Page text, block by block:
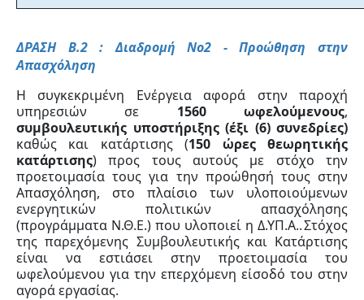
ΔΡΑΣΗ Β.2 : Διαδρομή Νο2 - Προώθηση στην
Απασχόληση
Η συγκεκριμένη Ενέργεια αφορά στην παροχή
υπηρεσιών σε 1560 ωφελούμενους,
συμβουλευτικής υποστήριξης (έξι (6) συνεδρίες)
καθώς και κατάρτισης (150 ώρες θεωρητικής
κατάρτισης) προς τους
αυτούς με στόχο την
προετοιμασία τους για την προώθησή τους στην
Απασχόληση, στο πλαίσιο των
υλοποιούμενων
ενεργητικών πολιτικών απασχόλησης
(προγράμματα Ν.Θ.Ε.) που υλοποιεί η Δ.ΥΠ.Α..Στόχος
της παρεχόμενης Συμβουλευτικής και Κατάρτισης
είναι να εστιάσει στην προετοιμασία του
ωφελούμενου για την επερχόμενη είσοδό του στην
αγοράεργασίας.